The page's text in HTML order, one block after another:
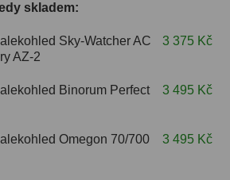
skladem:
Sky-Watcher AC
AZ-2
3 375 Kč
Binorum Perfect
3 495 Kč
Omegon 70/700
3 495 Kč